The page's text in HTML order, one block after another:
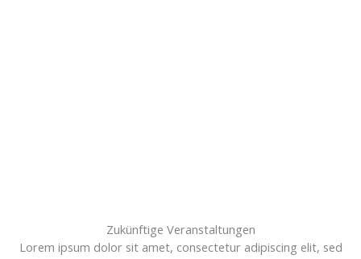
Zukünftige Veranstaltungen
Lorem ipsum dolor sit amet, consectetur adipiscing elit, sed